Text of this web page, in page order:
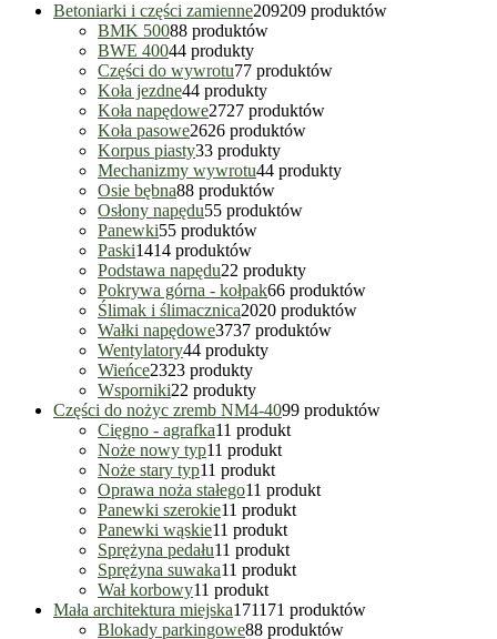
Betoniarki i części zamienne209209 produktów
BMK 50088 produktów
BWE 40044 produkty
Części do wywrotu77 produktów
Koła jezdne44 produkty
Koła napędowe2727 produktów
Koła pasowe2626 produktów
Korpus piasty33 produkty
Mechanizmy wywrotu44 produkty
Osie bębna88 produktów
Osłony napędu55 produktów
Panewki55 produktów
Paski1414 produktów
Podstawa napędu22 produkty
Pokrywa górna - kołpak66 produktów
Ślimak i ślimacznica2020 produktów
Wałki napędowe3737 produktów
Wentylatory44 produkty
Wieńce2323 produkty
Wsporniki22 produkty
Części do nożyc zremb NM4-4099 produktów
Cięgno - agrafka11 produkt
Noże nowy typ11 produkt
Noże stary typ11 produkt
Oprawa noża stałego11 produkt
Panewki szerokie11 produkt
Panewki wąskie11 produkt
Sprężyna pedału11 produkt
Sprężyna suwaka11 produkt
Wał korbowy11 produkt
Mała architektura miejska171171 produktów
Blokady parkingowe88 produktów